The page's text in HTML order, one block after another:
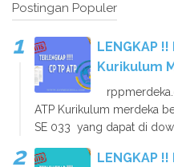
Postingan Populer
LENGKAP
Kurikulum
ATP Kurikulum merdeka
SE 033 yang dapat di
LENGKAP